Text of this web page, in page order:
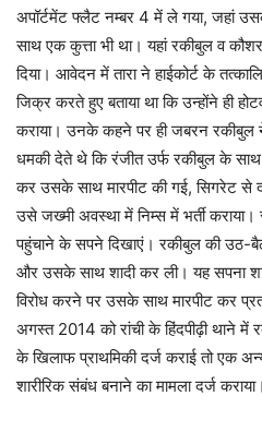
अपॉर्टमेंट फ्लैट नम्बर 4 में ले गया, जहां
साथ एक कुत्ता भी था। यहां रकीबुल व
दिया। आवेदन में तारा ने हाईकोर्ट के
जिक्र करते हुए बताया था कि उन्होंने ही
कराया। उनके कहने पर ही जबरन रकीबुल ने
धमकी देते थे कि रंजीत उर्फ रकीबुल के
कर उसके साथ मारपीट की गई, सिगरेट से
उसे जख्मी अवस्था में निम्स में भर्ती
पहुंचाने के सपने दिखाएं। रकीबुल की उठ-
और उसके साथ शादी कर ली। यह सपना
विरोध करने पर उसके साथ मारपीट कर
अगस्त 2014 को रांची के हिंदपीढ़ी थाने में
के खिलाफ प्राथमिकी दर्ज कराई तो एक
शारीरिक संबंध बनाने का मामला दर्ज कराया।